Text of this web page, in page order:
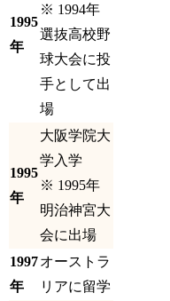
1995
年
※ 1994年
選抜高校野
球大会に投
手として出
場
1995
年
大阪学院大
学入学
※ 1995年
明治神宮大
会に出場
1997
年
オーストラ
リアに留学